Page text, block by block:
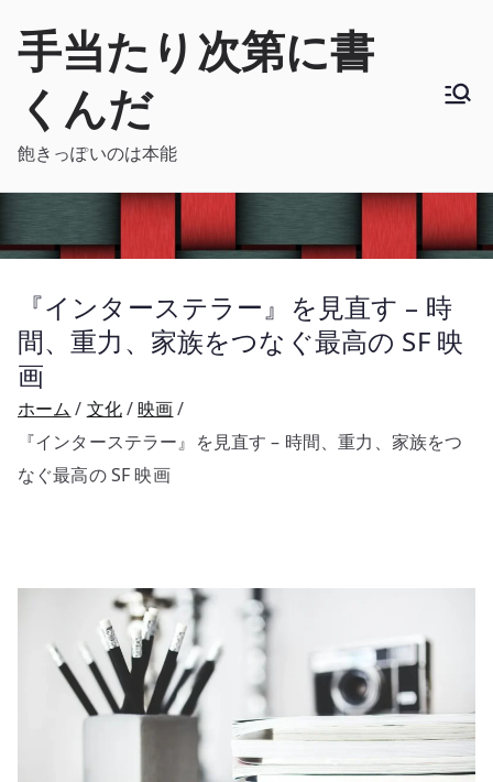
手当たり次第に書
くんだ
飽きっぽいのは本能
『インターステラー』を見直す – 時
間、重力、家族をつなぐ最高の SF 映
画
ホーム 文化
映画
『インターステラー』を見直す – 時間、重力、家族をつ
なぐ最高の SF 映画